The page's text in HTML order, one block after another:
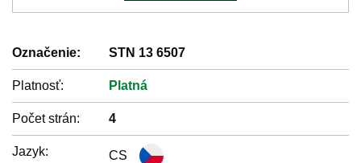
Označenie: STN 13 6507
Platnosť: Platná
Počet strán: 4
Jazyk: CS